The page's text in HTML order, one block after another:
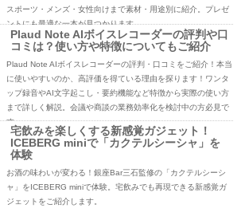
スポーツ・メンズ・女性向けまで素材・用途別に紹介。プレゼ
ントにも最適な一本が見つかります。
Plaud Note AIボイスレコーダーの評判や口
コミは？使い方や特徴についてもご紹介
Plaud Note AIボイスレコーダーの評判・口コミをご紹介！本当
に使いやすいのか、高評価を得ている理由を探ります！ワンタ
ップ録音やAI文字起こし・要約機能など特徴から実際の使い方
まで詳しく解説。会議や商談の業務効率化を検討中の方必見で
す。
宅飲みを楽しくする新感覚ガジェット！
ICEBERG miniで「カクテルシーシャ」を
体験
お酒の味わいが変わる！銀座Bar三石監修の「カクテルシーシ
ャ」をICEBERG miniで体験。宅飲みでも再現できる新感覚ガ
ジェットをご紹介します。